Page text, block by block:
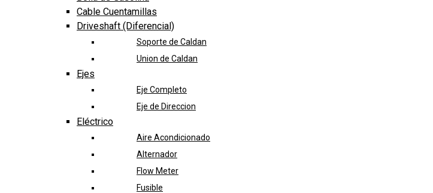
Cable Cuentamillas
Driveshaft (Diferencial)
Soporte de Caldan
Union de Caldan
Ejes
Eje Completo
Eje de Direccion
Eléctrico
Aire Acondicionado
Alternador
Flow Meter
Fusible